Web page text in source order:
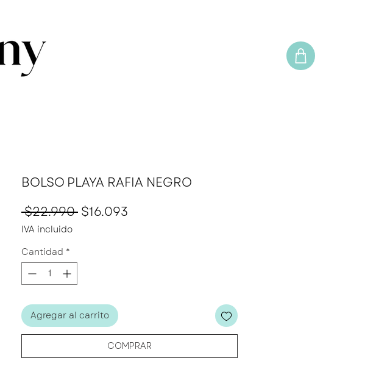
BOLSO PLAYA RAFIA NEGRO
$22.990 Precio
$16.093
IVA incluido
Cantidad *
Agregar al carrito
COMPRAR